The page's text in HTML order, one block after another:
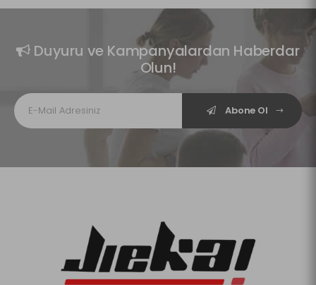
Duyuru ve Kampanyalardan Haberdar
Olun!
Abone Ol